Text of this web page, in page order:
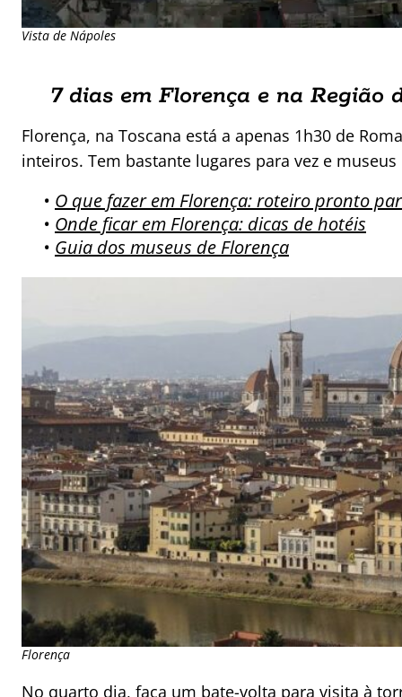
Vista de Nápoles
7 dias em Florença e na Região
Florença, na Toscana está a apenas 1h30 de
inteiros. Tem bastante lugares para vez e
• O que fazer em Florença: roteiro pronto
• Onde ficar em Florença: dicas de hotéis
• Guia dos museus de Florença
Florença
No quarto dia, faça um bate-volta para visita à